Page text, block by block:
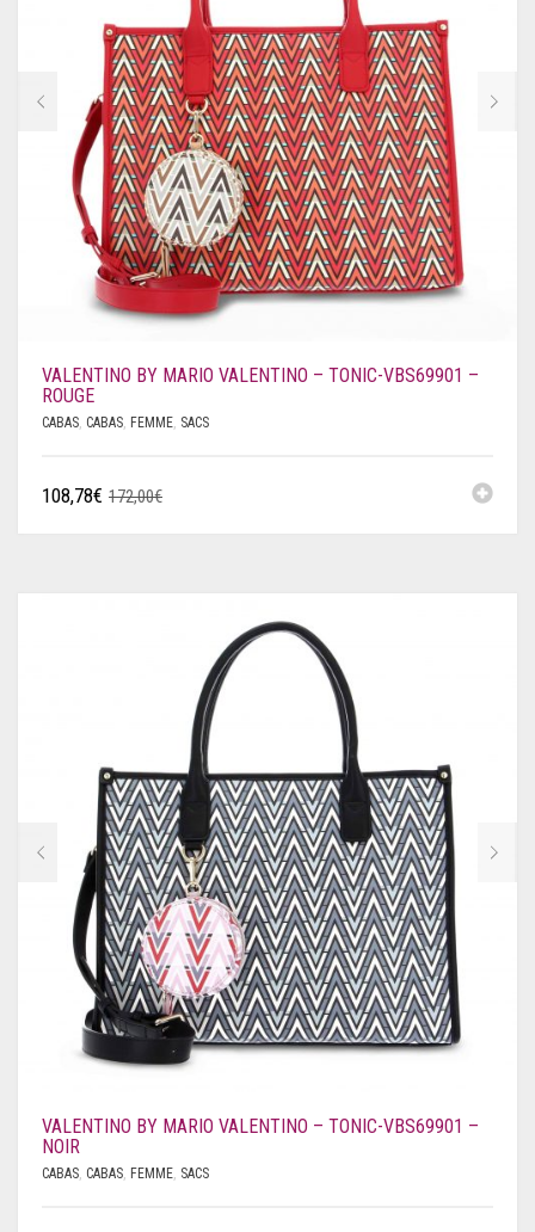
VALENTINO BY MARIO VALENTINO – TONIC-VBS69901 –
ROUGE
CABAS CABAS FEMME SACS
172,00€
108,78€
VALENTINO BY MARIO VALENTINO – TONIC-VBS69901 –
NOIR
CABAS CABAS FEMME SACS